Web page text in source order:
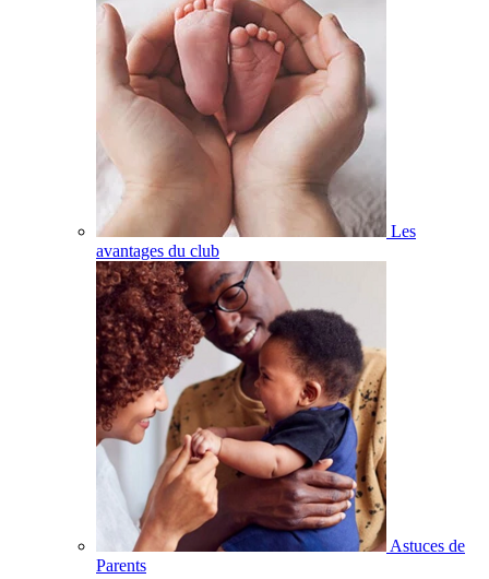
Les
avantages du club
Astuces de
Parents